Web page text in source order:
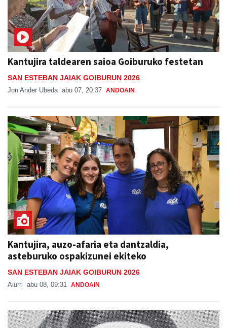
Kantujira taldearen saioa Goiburuko festetan
SAN ESTEBAN JAIAK GOIBURUN 2026
Jon Ander Ubeda abu 07, 20:37 ANDOAIN
Kantujira, auzo-afaria eta dantzaldia,
asteburuko ospakizunei ekiteko
SAN ESTEBAN JAIAK GOIBURUN 2026
Aiurri abu 08, 09:31 ANDOAIN